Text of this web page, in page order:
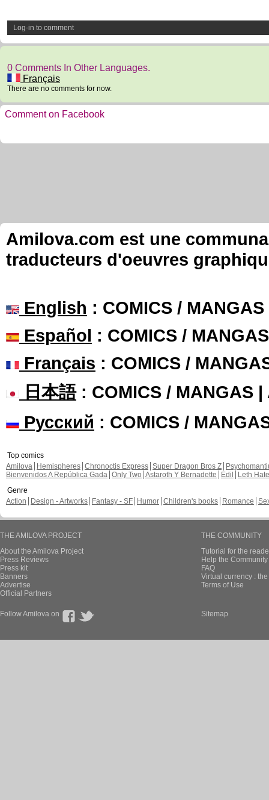
Log-in to comment
0 Comments In Other Languages.
Français
There are no comments for now.
Comment on Facebook
Amilova.com est une
traducteurs d'oeuvres
English : COMICS /
Español : COMICS /
Français : COMICS /
日本語: COMICS / MANGAS |
Русский : COMICS /
Top comics
Amilova
Hemispheres Chronoctis Express Super Dragon Bros Z
Bienvenidos A República Gada Only Two Astaroth Y Bernadette Edil
Leth Hate
Genre
Action
Design - Artworks Fantasy - SF Humor Children's books Romance
THE AMILOVA PROJECT
About the Amilova Project
Press Reviews
Press kit
Banners
Advertise
Official Partners
THE COMMUNITY
Tutorial for the
Help the
FAQ
Virtual currency :
Terms of Use
Follow Amilova on Sitemap